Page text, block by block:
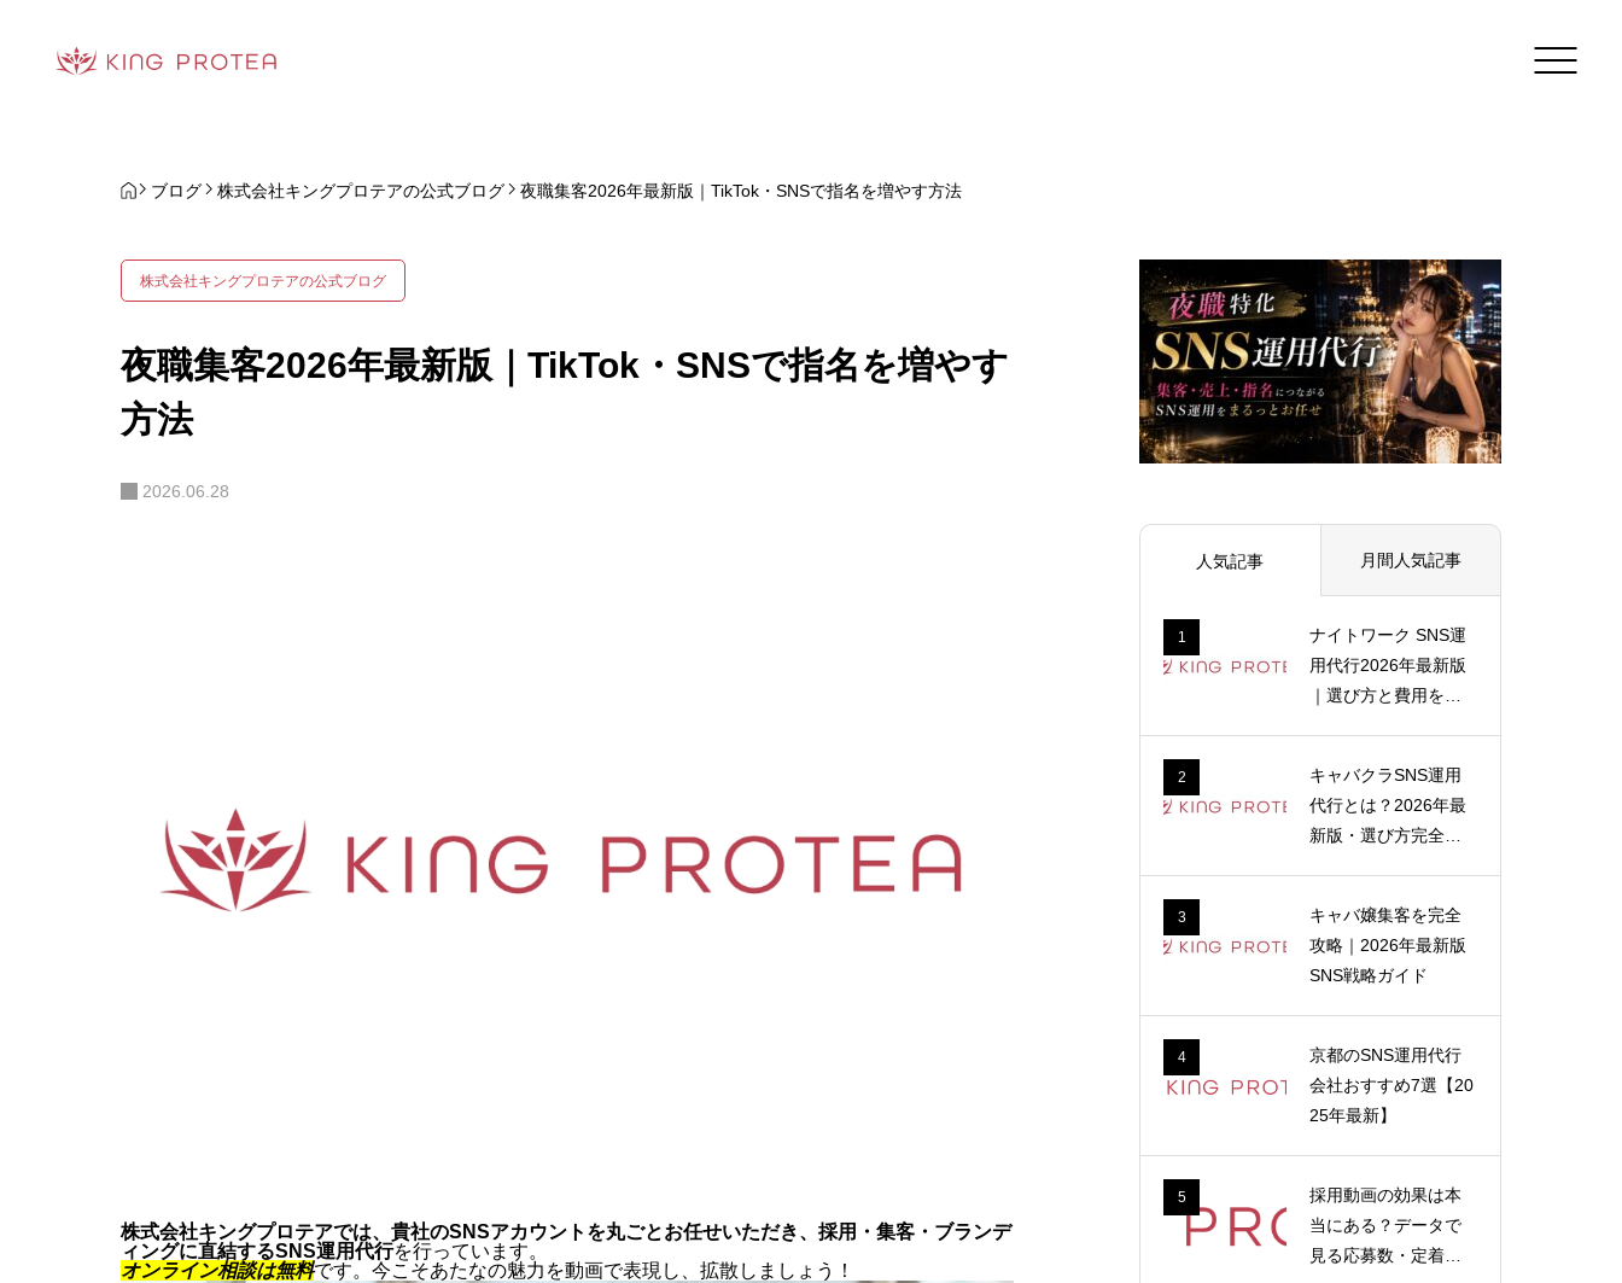
ブログ 株式会社キングプロテアの公式ブログ 夜職集客2026年最新版｜TikTok・SNSで指名を増やす方法
株式会社キングプロテアの公式ブログ
夜職集客2026年最新版｜TikTok・SNSで指名を増やす
方法
2026.06.28
株式会社キングプロテアでは、貴社のSNSアカウントを丸ごとお任せいただき、採用・集客・ブランデ
ィングに直結するSNS運用代行を行っています。
オンライン相談は無料です。今こそあたなの魅力を動画で表現し、拡散しましょう！
人気記事 月間人気記事
1
ナイトワーク SNS運
用代行2026年最新版
｜選び方と費用を解
2
キャバクラSNS運用
代行とは？2026年最
新版・選び方完全ガ
3
キャバ嬢集客を完全
攻略｜2026年最新版
SNS戦略ガイド
4
京都のSNS運用代行
会社おすすめ7選【20
25年最新】
5
採用動画の効果は本
当にある？データで
見る応募数・定着率